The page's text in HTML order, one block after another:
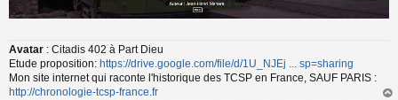
Avatar : Citadis 402 à Part Dieu
Etude proposition: https://drive.google.com/file/d/1U_NJEj ... sp=sharing
Mon site internet qui raconte l'historique des TCSP en France, SAUF PARIS :
http://chronologie-tcsp-france.fr